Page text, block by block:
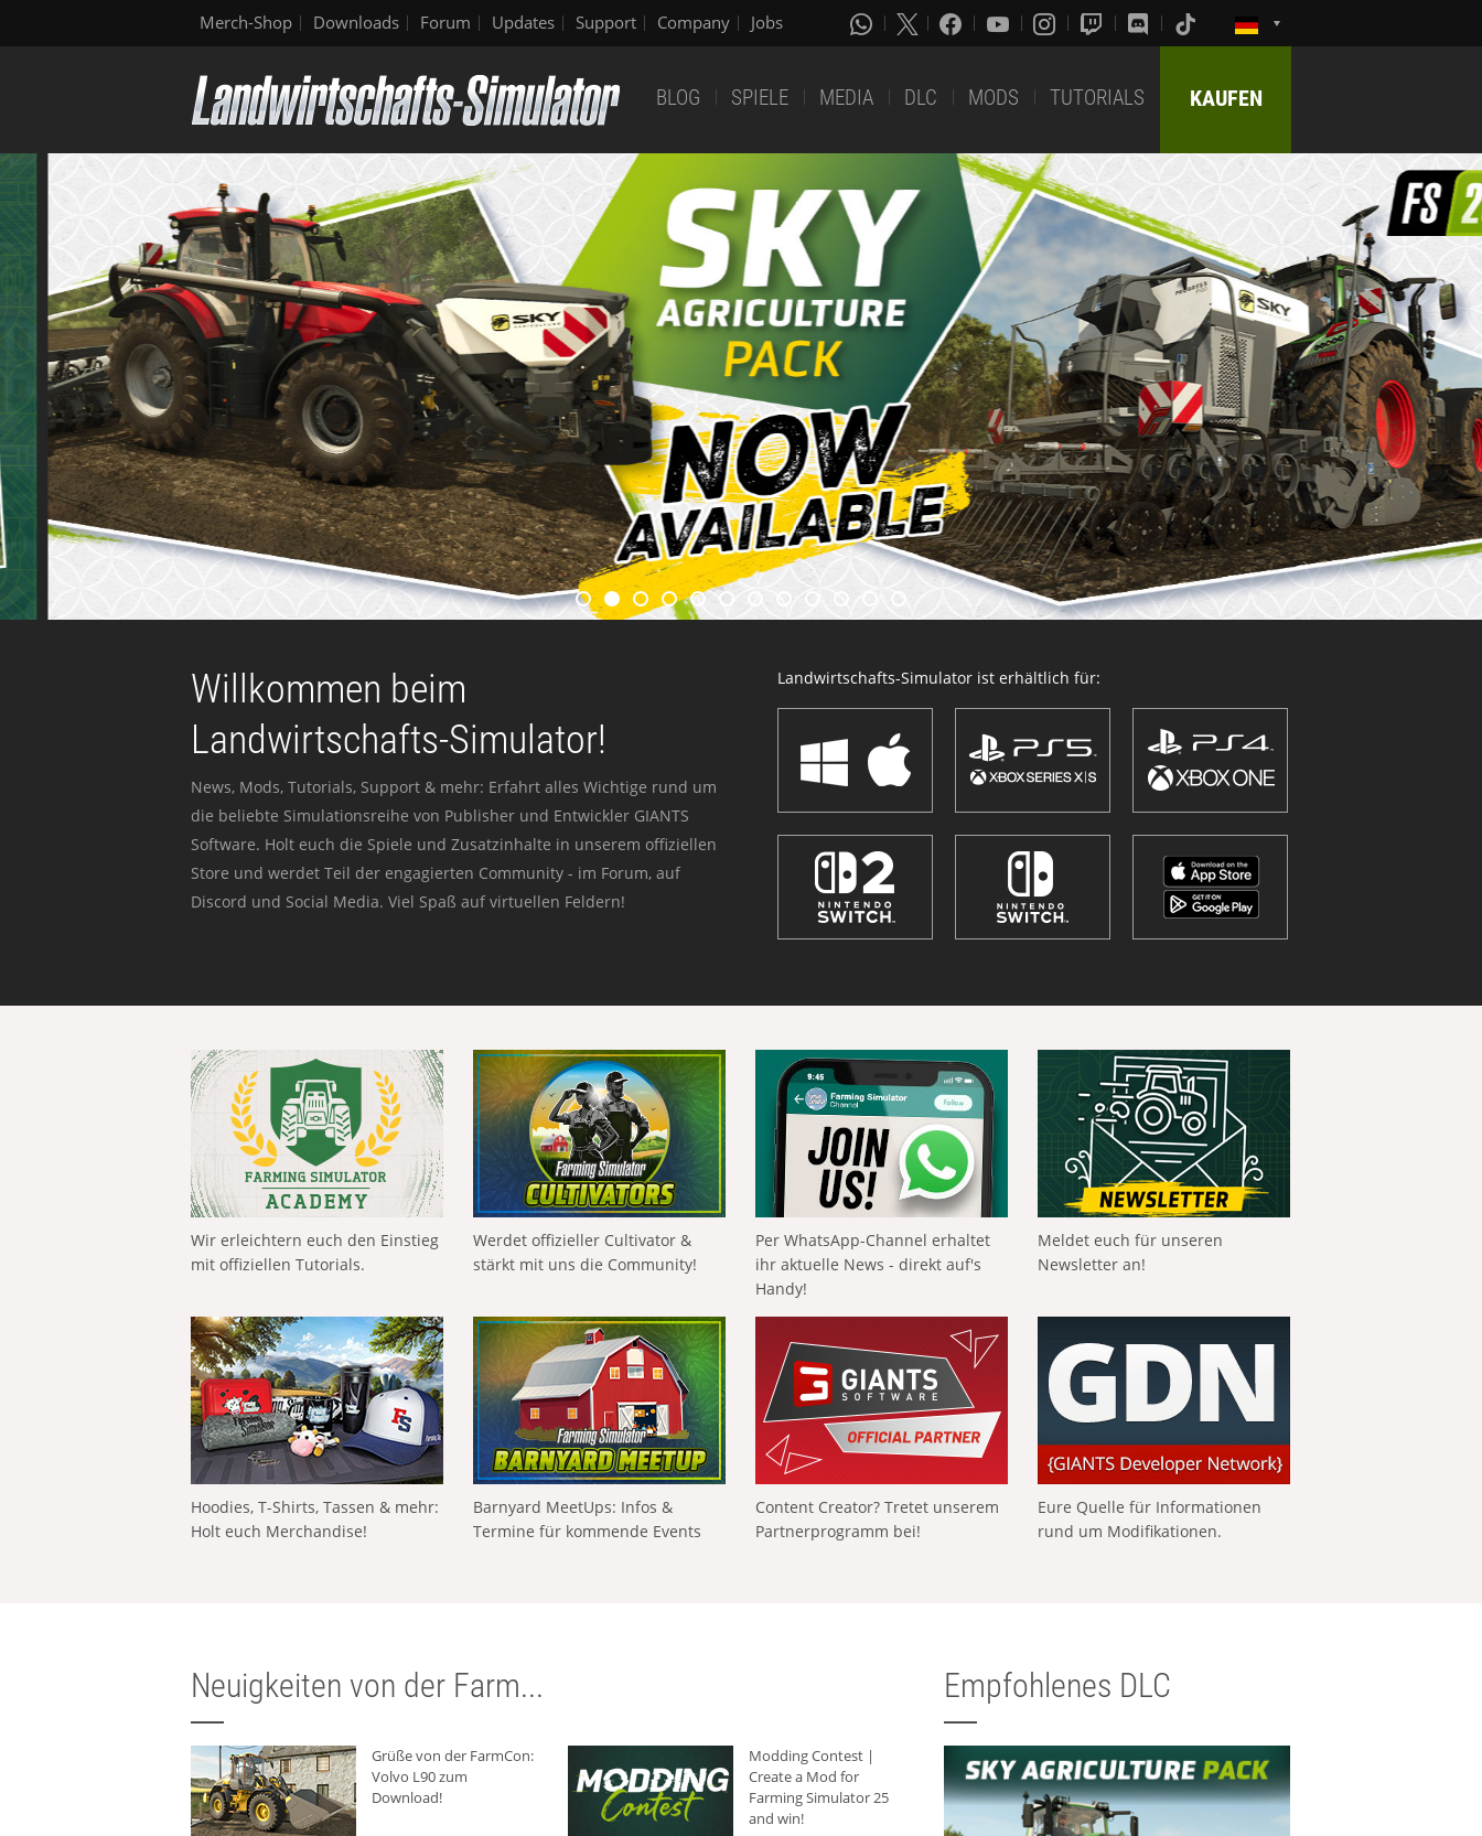
Merch-Shop Downloads Forum Updates Support Company Jobs
BLOG SPIELE MEDIA DLC MODS TUTORIALS KAUFEN
Willkommen beim
Landwirtschafts-Simulator!
News, Mods, Tutorials, Support & mehr: Erfahrt alles Wichtige rund um
die beliebte Simulationsreihe von Publisher und Entwickler GIANTS
Software. Holt euch die Spiele und Zusatzinhalte in unserem offiziellen
Store und werdet Teil der engagierten Community - im Forum, auf
Discord und Social Media. Viel Spaß auf virtuellen Feldern!
Landwirtschafts-Simulator ist erhältlich für:
Wir erleichtern euch den Einstieg
mit offiziellen Tutorials.
Werdet offizieller Cultivator &
stärkt mit uns die Community!
Per WhatsApp-Channel erhaltet
ihr aktuelle News - direkt auf's
Handy!
Meldet euch für unseren
Newsletter an!
Hoodies, T-Shirts, Tassen & mehr:
Holt euch Merchandise!
Barnyard MeetUps: Infos &
Termine für kommende Events
Content Creator? Tretet unserem
Partnerprogramm bei!
Eure Quelle für Informationen
rund um Modifikationen.
Neuigkeiten von der Farm...
Grüße von der FarmCon:
Volvo L90 zum
Download!
Modding Contest |
Create a Mod for
Farming Simulator 25
and win!
Empfohlenes DLC